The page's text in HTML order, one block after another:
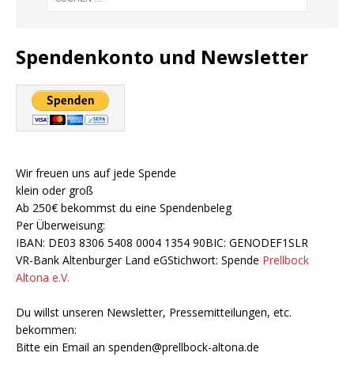
Spendenkonto und Newsletter
Wir freuen uns auf jede Spende
klein oder groß
Ab 250€ bekommst du eine Spendenbeleg
Per Überweisung:
IBAN: DE03 8306 5408 0004 1354 90BIC: GENODEF1SLR
VR-Bank Altenburger Land eGStichwort: Spende Prellbock
Altona e.V.
Du willst unseren Newsletter, Pressemitteilungen, etc.
bekommen:
Bitte ein Email an spenden@prellbock-altona.de